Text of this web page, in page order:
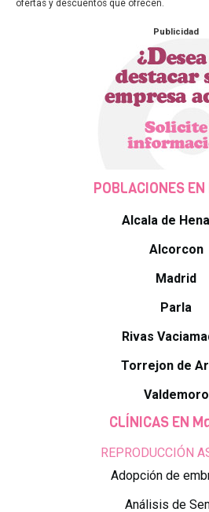
ofertas y descuentos que ofrecen.
Publicidad
POBLACIONES
Alcala de
Alcorcon
Madrid
Parla
Rivas
Torrejon de
Valdemoro
CLÍNICAS EN
REPRODUCCIÓN
Adopción de
Análisis de